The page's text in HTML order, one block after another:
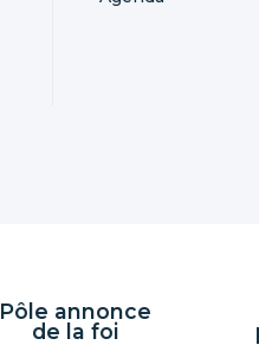
Pôle annonce
de la foi